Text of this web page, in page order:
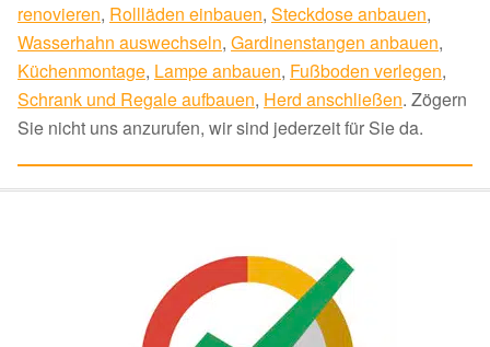
renovieren, Rollläden einbauen, Steckdose anbauen,
Wasserhahn auswechseln, Gardinenstangen anbauen,
Küchenmontage, Lampe anbauen, Fußboden verlegen,
Schrank und Regale aufbauen, Herd anschließen. Zögern
Sie nicht uns anzurufen, wir sind jederzeit für Sie da.